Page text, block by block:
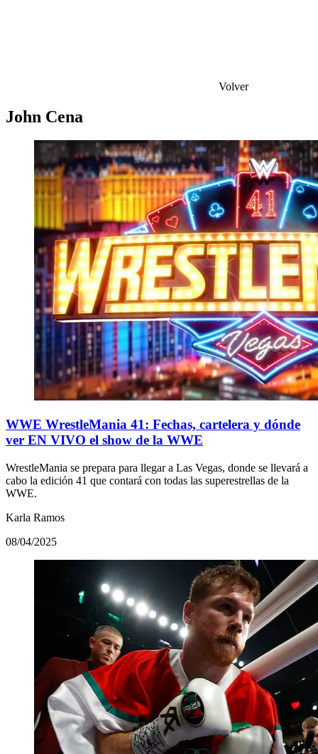
Volver
John Cena
WWE WrestleMania 41: Fechas, cartelera y dónde
ver EN VIVO el show de la WWE
WrestleMania se prepara para llegar a Las Vegas, donde se llevará a
cabo la edición 41 que contará con todas las superestrellas de la
WWE.
Karla Ramos
08/04/2025